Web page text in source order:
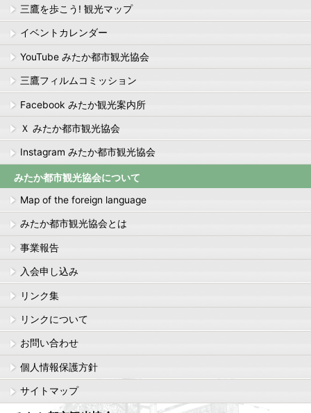
三鷹を歩こう! 観光マップ
イベントカレンダー
YouTube みたか都市観光協会
三鷹フィルムコミッション
Facebook みたか観光案内所
Ｘ みたか都市観光協会
Instagram みたか都市観光協会
みたか都市観光協会について
Map of the foreign language
みたか都市観光協会とは
事業報告
入会申し込み
リンク集
リンクについて
お問い合わせ
個人情報保護方針
サイトマップ